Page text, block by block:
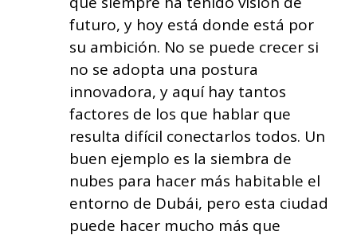
futuro, y hoy está donde está por
su ambición. No se puede crecer si
no se adopta una postura
innovadora, y aquí hay tantos
factores de los que hablar que
resulta difícil conectarlos todos. Un
buen ejemplo es la siembra de
nubes para hacer más habitable el
entorno de Dubái, pero esta ciudad
puede hacer mucho más que